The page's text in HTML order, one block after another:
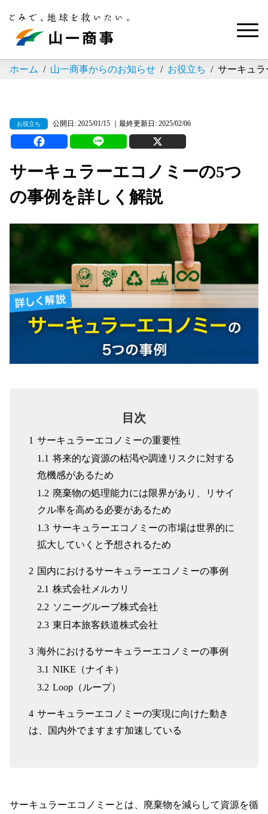
WEBフォーム アスベスト
ホーム 山一商事からのお知らせ お役立ち サーキュ
お役立ち 公開日: 2025/01/15 ｜最終更新日: 2025/02/06
サーキュラーエコノミーの5つ
の事例を詳しく解説
目次
1 サーキュラーエコノミーの重要性
1.1 将来的な資源の枯渇や調達リスクに対する
危機感があるため
1.2 廃棄物の処理能力には限界があり、リサイ
クル率を高める必要があるため
1.3 サーキュラーエコノミーの市場は世界的に
拡大していくと予想されるため
2 国内におけるサーキュラーエコノミーの事例
2.1 株式会社メルカリ
2.2 ソニーグループ株式会社
2.3 東日本旅客鉄道株式会社
3 海外におけるサーキュラーエコノミーの事例
3.1 NIKE（ナイキ）
3.2 Loop（ループ）
4 サーキュラーエコノミーの実現に向けた動き
は、国内外でますます加速している
サーキュラーエコノミーとは、廃棄物を減らして資源を循